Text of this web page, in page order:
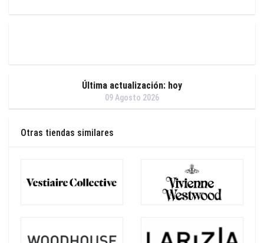
Última actualización: hoy
09 Agosto 2026
Otras tiendas similares